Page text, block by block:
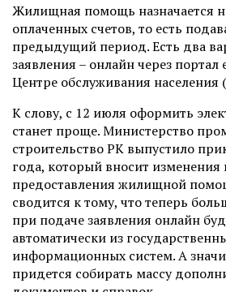
Жилищная помощь назначается
оплаченных счетов, то есть
предыдущий период. Есть два
заявления – онлайн через портал
Центре обслуживания
К слову, с 12 июля оформить
станет проще. Министерство
строительство РК выпустило
года, который вносит изменения
предоставления жилищной
сводится к тому, что теперь
при подаче заявления онлайн
автоматически из
информационных систем. А
придется собирать массу